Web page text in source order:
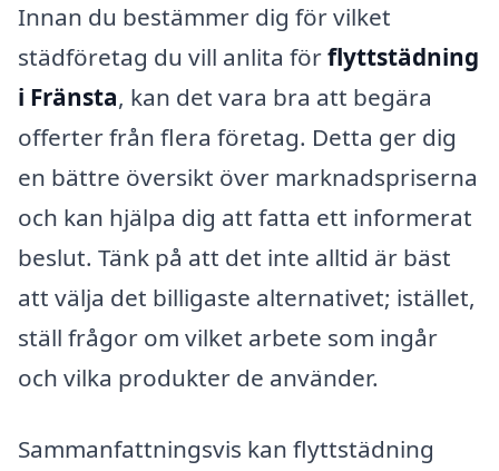
Innan du bestämmer dig för vilket
städföretag du vill anlita förflyttstädning
i Fränsta, kan det vara bra att begära
offerter från flera företag. Detta ger dig
en bättre översikt över marknadspriserna
och kan hjälpa dig att fatta ett informerat
beslut. Tänk på att det inte alltid är bäst
att välja det billigaste alternativet; istället,
ställ frågor om vilket arbete som ingår
och vilka produkter de använder.
Sammanfattningsvis kan flyttstädning